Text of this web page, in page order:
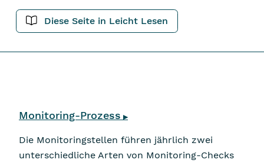
Diese Seite in Leicht Lesen
Monitoring-Prozess ▶
Die Monitoringstellen führen jährlich zwei
unterschiedliche Arten von Monitoring-Checks